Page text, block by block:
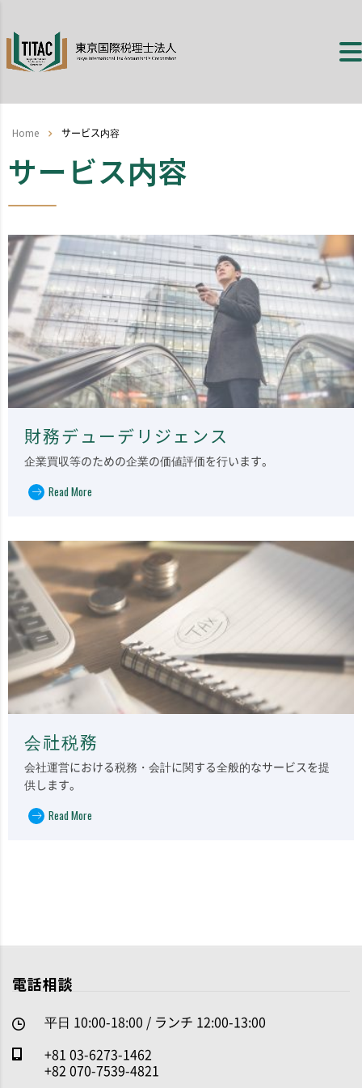
Home サービス内容
サービス内容
財務デューデリジェンス
企業買収等のための企業の価値評価を行います。
Read More
会社税務
会社運営における税務・会計に関する全般的なサービスを提
供します。
Read More
電話相談
平日 10:00-18:00 / ランチ 12:00-13:00
+81 03-6273-1462
+82 070-7539-4821